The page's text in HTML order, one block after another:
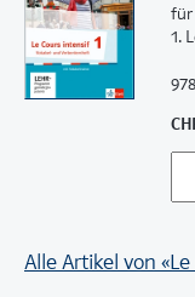
für
1.
Alle Artikel von